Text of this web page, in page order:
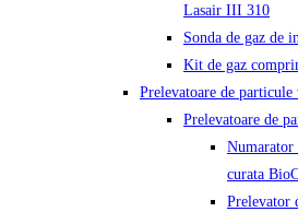
Lasair III 310
Sonda de gaz de
Kit de gaz
Prelevatoare de
Prelevatoare de
Numarator
curata
Prelevator